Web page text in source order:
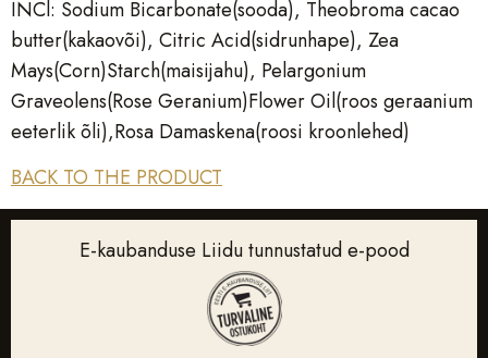
INCl: Sodium Bicarbonate(sooda), Theobroma cacao
butter(kakaovõi), Citric Acid(sidrunhape), Zea
Mays(Corn)Starch(maisijahu), Pelargonium
Graveolens(Rose Geranium)Flower Oil(roos geraanium
eeterlik õli),Rosa Damaskena(roosi kroonlehed)
BACK TO THE PRODUCT
E-kaubanduse Liidu tunnustatud e-pood